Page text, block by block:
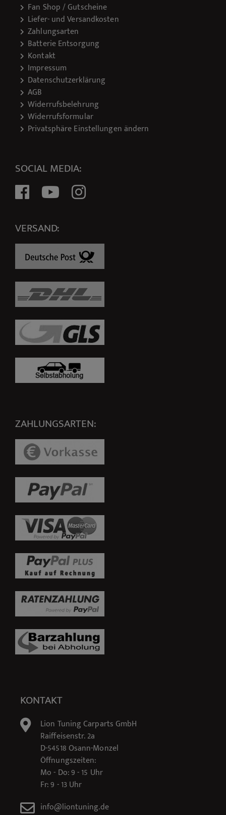
SOCIAL MEDIA:
VERSAND:
ZAHLUNGSARTEN:
Fan Shop / Gutscheine
Liefer- und Versandkosten
Zahlungsarten
Batterie Entsorgung
Kontakt
Impressum
Datenschutzerklärung
AGB
Widerrufsbelehrung
Widerrufsformular
Privatsphäre Einstellungen ändern
KONTAKT
Lion Tuning Carparts GmbH
Raiffeisenstr. 2a
D-54518 Osann-Monzel
Öffnungszeiten:
Mo - Do: 9 - 15 Uhr
Fr: 9 - 13 Uhr
info@liontuning.de